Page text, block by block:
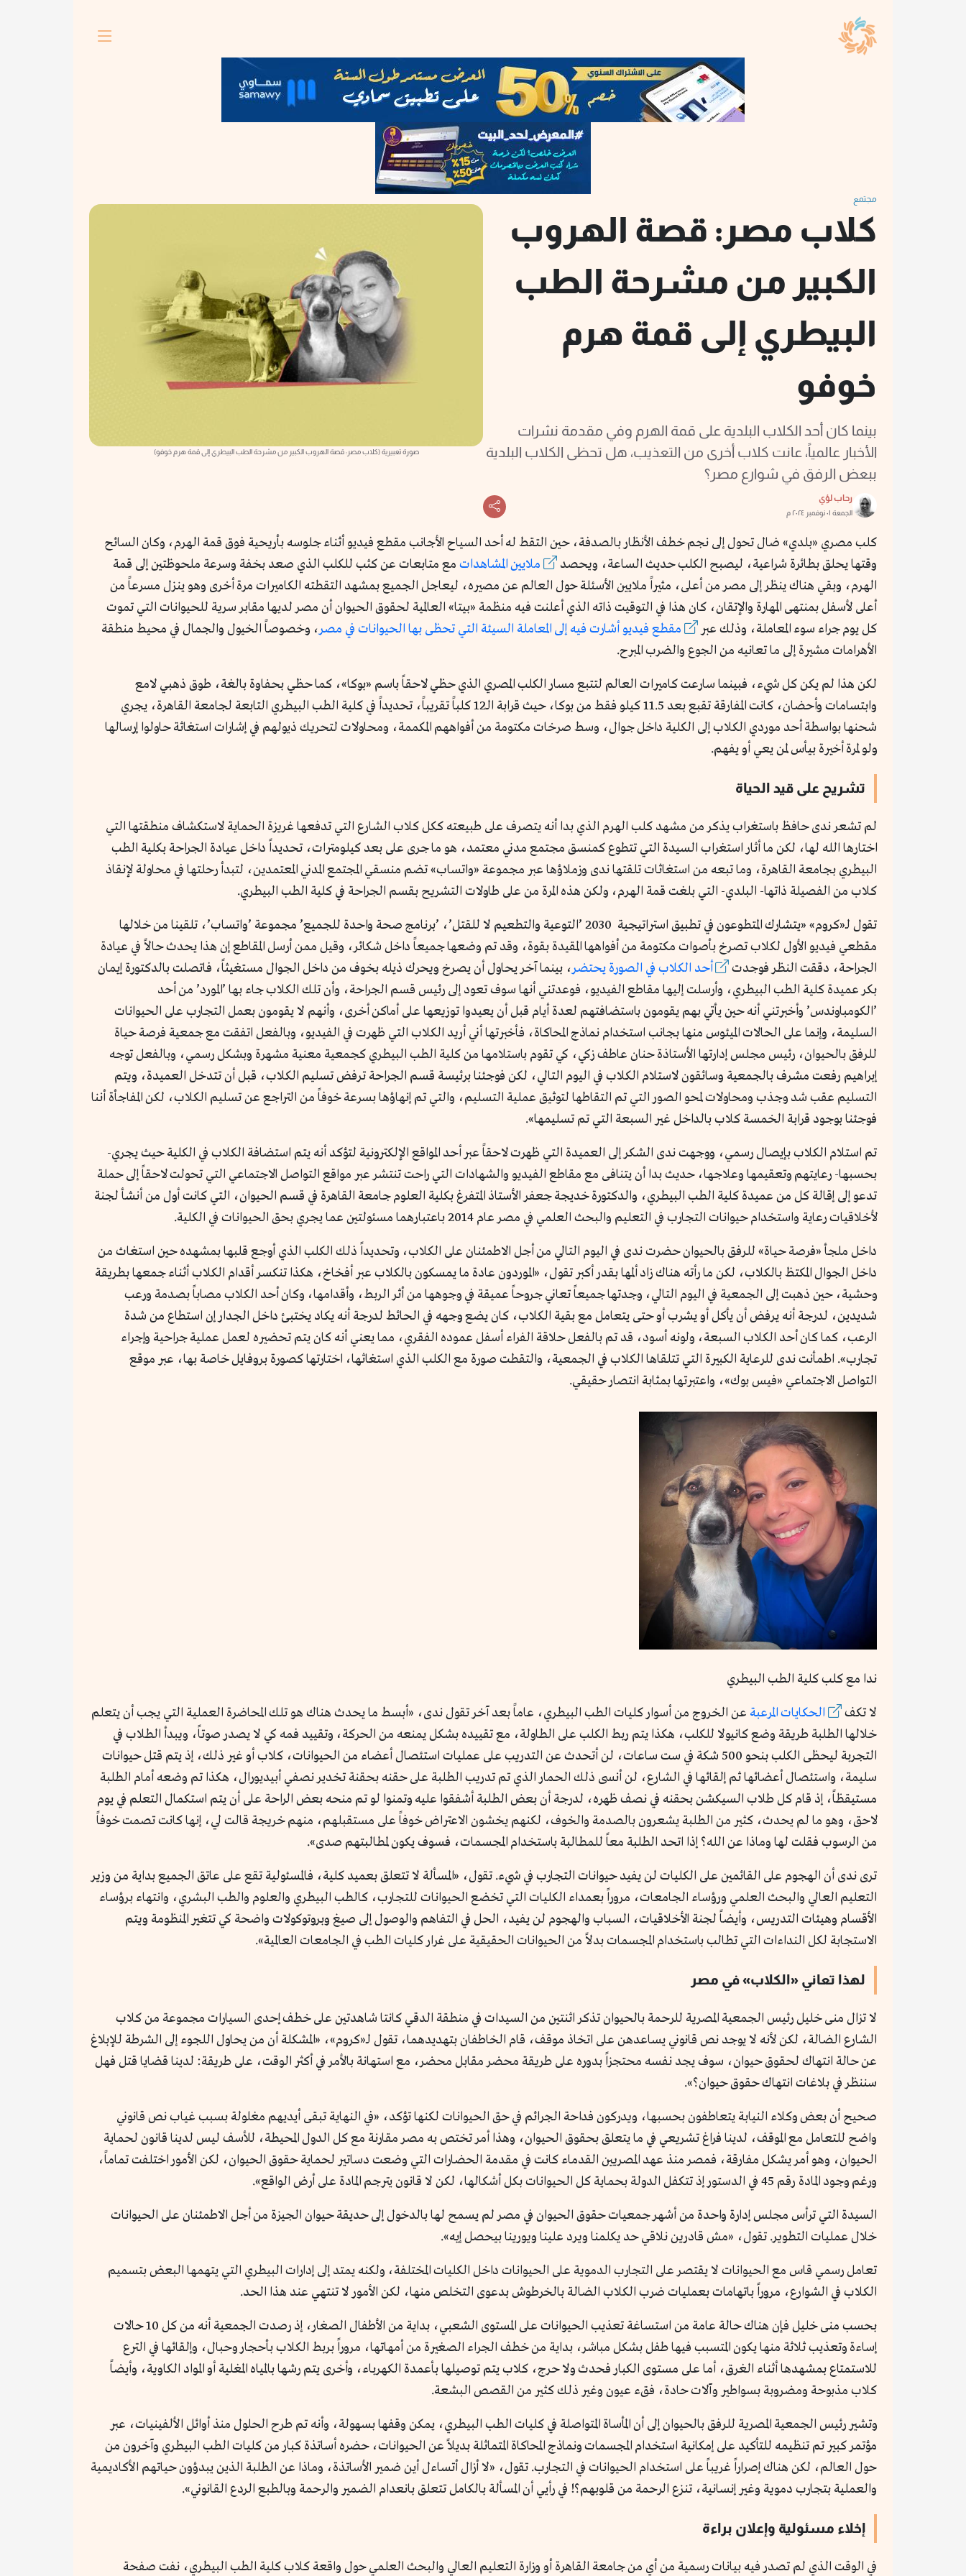
مجتمع
كلاب مصر: قصة الهروب
الكبير من مشرحة الطب
البيطري إلى قمة هرم
خوفو
بينما كان أحد الكلاب البلدية على قمة الهرم وفي مقدمة نشرات
الأخبار عالمياً، عانت كلاب أخرى من التعذيب، هل تحظى الكلاب البلدية
ببعض الرفق في شوارع مصر؟
رحاب لؤي
الجمعة ٠١ نوفمبر ٢٠٢٤ م
صورة تعبيرية (كلاب مصر: قصة الهروب الكبير من مشرحة الطب البيطري إلى قمة هرم خوفو)
كلب مصري «بلدي» ضال تحول إلى نجم خطف الأنظار بالصدفة، حين التقط له أحد السياح الأجانب مقطع فيديو أثناء جلوسه بأريحية فوق قمة الهرم، وكان السائح
وقتها يحلق بطائرة شراعية، ليصبح الكلب حديث الساعة، ويحصد
ملايين المشاهدات مع متابعات عن كثب للكلب الذي صعد بخفة وسرعة ملحوظتين إلى قمة
الهرم، وبقي هناك ينظر إلى مصر من أعلى، مثيراً ملايين الأسئلة حول العالم عن مصيره، ليعاجل الجميع بمشهد التقطته الكاميرات مرة أخرى وهو ينزل مسرعاً من
أعلى لأسفل بمنتهى المهارة والإتقان، كان هذا في التوقيت ذاته الذي أعلنت فيه منظمة «بيتا» العالمية لحقوق الحيوان أن مصر لديها مقابر سرية للحيوانات التي تموت
كل يوم جراء سوء المعاملة، وذلك عبر
مقطع فيديو أشارت فيه إلى المعاملة السيئة التي تحظى بها الحيوانات في مصر، وخصوصاً الخيول والجمال في محيط منطقة
الأهرامات مشيرة إلى ما تعانيه من الجوع والضرب المبرح.
لكن هذا لم يكن كل شيء، فبينما سارعت كاميرات العالم لتتبع مسار الكلب المصري الذي حظي لاحقاً باسم «بوكا»، كما حظي بحفاوة بالغة، طوق ذهبي لامع
وابتسامات وأحضان، كانت المفارقة تقبع بعد 11.5 كيلو فقط من بوكا، حيث قرابة الـ12 كلباً تقريباً، تحديداً في كلية الطب البيطري التابعة لجامعة القاهرة، يجري
شحنها بواسطة أحد موردي الكلاب إلى الكلية داخل جوال، وسط صرخات مكتومة من أفواههم المكممة، ومحاولات لتحريك ذيولهم في إشارات استغاثة حاولوا إرسالها
ولو لمرة أخيرة بيأس لمن يعي أو يفهم.
تشريح على قيد الحياة
لم تشعر ندى حافظ باستغراب يذكر من مشهد كلب الهرم الذي بدا أنه يتصرف على طبيعته ككل كلاب الشارع التي تدفعها غريزة الحماية لاستكشاف منطقتها التي
اختارها الله لها، لكن ما أثار استغراب السيدة التي تتطوع كمنسق مجتمع مدني معتمد، هو ما جرى على بعد كيلومترات، تحديداً داخل عيادة الجراحة بكلية الطب
البيطري بجامعة القاهرة، وما تبعه من استغاثات تلقتها ندى وزملاؤها عبر مجموعة «واتساب» تضم منسقي المجتمع المدني المعتمدين، لتبدأ رحلتها في محاولة لإنقاذ
كلاب من الفصيلة ذاتها- البلدي- التي بلغت قمة الهرم، ولكن هذه المرة من على طاولات التشريح بقسم الجراحة في كلية الطب البيطري.
تقول لـ«كروم» «يتشارك المتطوعون في تطبيق استراتيجية 2030 ’التوعية والتطعيم لا للقتل’، ’برنامج صحة واحدة للجميع’ مجموعة ’واتساب’، تلقينا من خلالها
مقطعي فيديو الأول لكلاب تصرخ بأصوات مكتومة من أفواهها المقيدة بقوة، وقد تم وضعها جميعاً داخل شكائر، وقيل ممن أرسل المقاطع إن هذا يحدث حالاً في عيادة
الجراحة، دققت النظر فوجدت
أحد الكلاب في الصورة يحتضر، بينما آخر يحاول أن يصرخ ويحرك ذيله بخوف من داخل الجوال مستغيثاً، فاتصلت بالدكتورة إيمان
بكر عميدة كلية الطب البيطري، وأرسلت إليها مقاطع الفيديو، فوعدتني أنها سوف تعود إلى رئيس قسم الجراحة، وأن تلك الكلاب جاء بها ’المورد’ من أحد
’الكومباوندس’ وأخبرتني أنه حين يأتي بهم يقومون باستضافتهم لعدة أيام قبل أن يعيدوا توزيعها على أماكن أخرى، وأنهم لا يقومون بعمل التجارب على الحيوانات
السليمة، وإنما على الحالات الميئوس منها بجانب استخدام نماذج المحاكاة، فأخبرتها أني أريد الكلاب التي ظهرت في الفيديو، وبالفعل اتفقت مع جمعية فرصة حياة
للرفق بالحيوان، رئيس مجلس إدارتها الأستاذة حنان عاطف زكي، كي تقوم باستلامها من كلية الطب البيطري كجمعية معنية مشهرة وبشكل رسمي، وبالفعل توجه
إبراهيم رفعت مشرف بالجمعية وسائقون لاستلام الكلاب في اليوم التالي، لكن فوجئنا برئيسة قسم الجراحة ترفض تسليم الكلاب، قبل أن تتدخل العميدة، ويتم
التسليم عقب شد وجذب ومحاولات لمحو الصور التي تم التقاطها لتوثيق عملية التسليم، والتي تم إنهاؤها بسرعة خوفاً من التراجع عن تسليم الكلاب، لكن المفاجأة أننا
فوجئنا بوجود قرابة الخمسة كلاب بالداخل غير السبعة التي تم تسليمها».
تم استلام الكلاب بإيصال رسمي، ووجهت ندى الشكر إلى العميدة التي ظهرت لاحقاً عبر أحد المواقع الإلكترونية لتؤكد أنه يتم استضافة الكلاب في الكلية حيث يجري-
بحسبها- رعايتهم وتعقيمها وعلاجها، حديث بدا أن يتنافى مع مقاطع الفيديو والشهادات التي راحت تنتشر عبر مواقع التواصل الاجتماعي التي تحولت لاحقاً إلى حملة
تدعو إلى إقالة كل من عميدة كلية الطب البيطري، والدكتورة خديجة جعفر الأستاذ المتفرغ بكلية العلوم جامعة القاهرة في قسم الحيوان، التي كانت أول من أنشأ لجنة
لأخلاقيات رعاية واستخدام حيوانات التجارب في التعليم والبحث العلمي في مصر عام 2014 باعتبارهما مسئولتين عما يجري بحق الحيوانات في الكلية.
داخل ملجأ «فرصة حياة» للرفق بالحيوان حضرت ندى في اليوم التالي من أجل الاطمئنان على الكلاب، وتحديداً ذلك الكلب الذي أوجع قلبها بمشهده حين استغاث من
داخل الجوال المكتظ بالكلاب، لكن ما رأته هناك زاد ألمها بقدر أكبر تقول، «الموردون عادة ما يمسكون بالكلاب عبر أفخاخ، هكذا تنكسر أقدام الكلاب أثناء جمعها بطريقة
وحشية، حين ذهبت إلى الجمعية في اليوم التالي، وجدتها جميعاً تعاني جروحاً عميقة في وجوهها من أثر الربط، وأقدامها، وكان أحد الكلاب مصاباً بصدمة ورعب
شديدين، لدرجة أنه يرفض أن يأكل أو يشرب أو حتى يتعامل مع بقية الكلاب، كان يضع وجهه في الحائط لدرجة أنه يكاد يختبئ داخل الجدار إن استطاع من شدة
الرعب، كما كان أحد الكلاب السبعة، ولونه أسود، قد تم بالفعل حلاقة الفراء أسفل عموده الفقري، مما يعني أنه كان يتم تحضيره لعمل عملية جراحية وإجراء
تجارب». اطمأنت ندى للرعاية الكبيرة التي تتلقاها الكلاب في الجمعية، والتقطت صورة مع الكلب الذي استغاثها، اختارتها كصورة بروفايل خاصة بها، عبر موقع
التواصل الاجتماعي «فيس بوك»، واعتبرتها بمثابة انتصار حقيقي.
ندا مع كلب كلية الطب البيطري
لا تكف الحكايات المرعبة عن الخروج من أسوار كليات الطب البيطري، عاماً بعد آخر تقول ندى، «أبسط ما يحدث هناك هو تلك المحاضرة العملية التي يجب أن يتعلم
خلالها الطلبة طريقة وضع كانيولا للكلب، هكذا يتم ربط الكلب على الطاولة، مع تقييده بشكل يمنعه من الحركة، وتقييد فمه كي لا يصدر صوتاً، ويبدأ الطلاب في
التجربة ليحظى الكلب بنحو 500 شكة في ست ساعات، لن أتحدث عن التدريب على عمليات استئصال أعضاء من الحيوانات، كلاب أو غير ذلك، إذ يتم قتل حيوانات
سليمة، واستئصال أعضائها ثم إلقائها في الشارع، لن أنسى ذلك الحمار الذي تم تدريب الطلبة على حقنه بحقنة تخدير نصفي أبيديورال، هكذا تم وضعه أمام الطلبة
مستيقظاً، إذ قام كل طلاب السيكشن بحقنه في نصف ظهره، لدرجة أن بعض الطلبة أشفقوا عليه وتمنوا لو تم منحه بعض الراحة على أن يتم استكمال التعلم في يوم
لاحق، وهو ما لم يحدث، كثير من الطلبة يشعرون بالصدمة والخوف، لكنهم يخشون الاعتراض خوفاً على مستقبلهم، منهم خريجة قالت لي، إنها كانت تصمت خوفاً
من الرسوب فقلت لها وماذا عن الله؟ إذا اتحد الطلبة معاً للمطالبة باستخدام المجسمات، فسوف يكون لمطالبتهم صدى».
ترى ندى أن الهجوم على القائمين على الكليات لن يفيد حيوانات التجارب في شيء. تقول، «المسألة لا تتعلق بعميد كلية، فالمسئولية تقع على عاتق الجميع بداية من وزير
التعليم العالي والبحث العلمي ورؤساء الجامعات، مروراً بعمداء الكليات التي تخضع الحيوانات للتجارب، كالطب البيطري والعلوم والطب البشري، وانتهاء برؤساء
الأقسام وهيئات التدريس، وأيضاً لجنة الأخلاقيات، السباب والهجوم لن يفيد، الحل في التفاهم والوصول إلى صيغ وبروتوكولات واضحة كي تتغير المنظومة ويتم
الاستجابة لكل النداءات التي تطالب باستخدام المجسمات بدلاً من الحيوانات الحقيقية على غرار كليات الطب في الجامعات العالمية».
لهذا تعاني «الكلاب» في مصر
لا تزال منى خليل رئيس الجمعية المصرية للرحمة بالحيوان تذكر اثنتين من السيدات في منطقة الدقي كانتا شاهدتين على خطف إحدى السيارات مجموعة من كلاب
الشارع الضالة، لكن لأنه لا يوجد نص قانوني يساعدهن على اتخاذ موقف، قام الخاطفان بتهديدهما، تقول لـ«كروم»، «المشكلة أن من يحاول اللجوء إلى الشرطة للإبلاغ
عن حالة انتهاك لحقوق حيوان، سوف يجد نفسه محتجزاً بدوره على طريقة محضر مقابل محضر، مع استهانة بالأمر في أكثر الوقت، على طريقة: لدينا قضايا قتل فهل
سننظر في بلاغات انتهاك حقوق حيوان؟».
صحيح أن بعض وكلاء النيابة يتعاطفون بحسبها، ويدركون فداحة الجرائم في حق الحيوانات لكنها تؤكد، «في النهاية تبقى أيديهم مغلولة بسبب غياب نص قانوني
واضح للتعامل مع الموقف، لدينا فراغ تشريعي في ما يتعلق بحقوق الحيوان، وهذا أمر تختص به مصر مقارنة مع كل الدول المحيطة، للأسف ليس لدينا قانون لحماية
الحيوان، وهو أمر يشكل مفارقة، فمصر منذ عهد المصريين القدماء كانت في مقدمة الحضارات التي وضعت دساتير لحماية حقوق الحيوان، لكن الأمور اختلفت تماماً،
ورغم وجود المادة رقم 45 في الدستور إذ تتكفل الدولة بحماية كل الحيوانات بكل أشكالها، لكن لا قانون يترجم المادة على أرض الواقع».
السيدة التي ترأس مجلس إدارة واحدة من أشهر جمعيات حقوق الحيوان في مصر لم يسمح لها بالدخول إلى حديقة حيوان الجيزة من أجل الاطمئنان على الحيوانات
خلال عمليات التطوير. تقول، «مش قادرين نلاقي حد يكلمنا ويرد علينا ويورينا بيحصل إيه».
تعامل رسمي قاس مع الحيوانات لا يقتصر على التجارب الدموية على الحيوانات داخل الكليات المختلفة، ولكنه يمتد إلى إدارات البيطري التي يتهمها البعض بتسميم
الكلاب في الشوارع، مروراً باتهامات بعمليات ضرب الكلاب الضالة بالخرطوش بدعوى التخلص منها، لكن الأمور لا تنتهي عند هذا الحد.
بحسب منى خليل فإن هناك حالة عامة من استساغة تعذيب الحيوانات على المستوى الشعبي، بداية من الأطفال الصغار، إذ رصدت الجمعية أنه من كل 10 حالات
إساءة وتعذيب ثلاثة منها يكون المتسبب فيها طفل بشكل مباشر، بداية من خطف الجراء الصغيرة من أمهاتها، مروراً بربط الكلاب بأحجار وحبال، وإلقائها في الترع
للاستمتاع بمشهدها أثناء الغرق، أما على مستوى الكبار فحدث ولا حرج، كلاب يتم توصيلها بأعمدة الكهرباء، وأخرى يتم رشها بالمياه المغلية أو المواد الكاوية، وأيضاً
كلاب مذبوحة ومضروبة بسواطير وآلات حادة، فقء عيون وغير ذلك كثير من القصص البشعة.
وتشير رئيس الجمعية المصرية للرفق بالحيوان إلى أن المأساة المتواصلة في كليات الطب البيطري، يمكن وقفها بسهولة، وأنه تم طرح الحلول منذ أوائل الألفينيات، عبر
مؤتمر كبير تم تنظيمه للتأكيد على إمكانية استخدام المجسمات ونماذج المحاكاة المتماثلة بديلاً عن الحيوانات، حضره أساتذة كبار من كليات الطب البيطري وآخرون من
حول العالم، لكن هناك إصراراً غريباً على استخدام الحيوانات في التجارب. تقول، «لا أزال أتساءل أين ضمير الأساتذة، وماذا عن الطلبة الذين يبدؤون حياتهم الأكاديمية
والعملية بتجارب دموية وغير إنسانية، تنزع الرحمة من قلوبهم؟! في رأيي أن المسألة بالكامل تتعلق بانعدام الضمير والرحمة وبالطبع الردع القانوني».
إخلاء مسئولية وإعلان براءة
في الوقت الذي لم تصدر فيه بيانات رسمية من أي من جامعة القاهرة أو وزارة التعليم العالي والبحث العلمي حول واقعة كلاب كلية الطب البيطري، نفت صفحة